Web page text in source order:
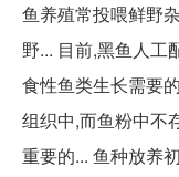
鱼养殖常投喂鲜野
野... 目前,黑鱼人工
食性鱼类生长需要
组织中,而鱼粉中不
重要的... 鱼种放养